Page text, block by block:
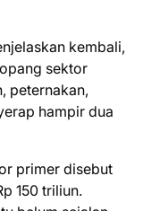
kembali,
sektor
peternakan,
hampir dua
primer disebut
150 triliun.